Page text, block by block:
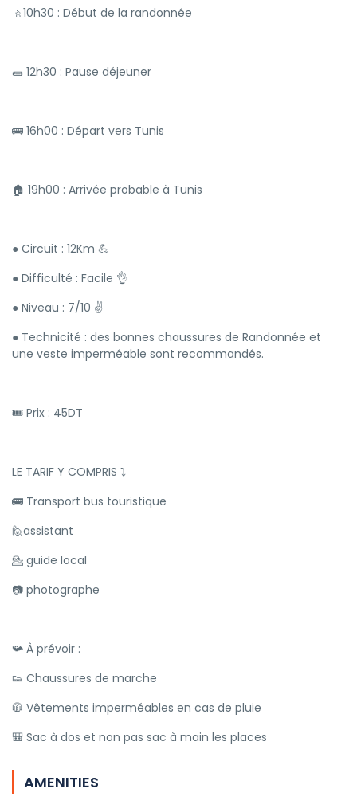
🚶10h30 : Début de la randonnée
🌯 12h30 : Pause déjeuner
🚌 16h00 : Départ vers Tunis
🏠 19h00 : Arrivée probable à Tunis
● Circuit : 12Km 💪
● Difficulté : Facile 👌
● Niveau : 7/10 ✌️
● Technicité : des bonnes chaussures de Randonnée et
une veste imperméable sont recommandés.
🎟 Prix : 45DT
LE TARIF Y COMPRIS ⤵️
🚌 Transport bus touristique
🙋assistant
💁 guide local
📷 photographe
📯 À prévoir :
👟 Chaussures de marche
🧥 Vêtements imperméables en cas de pluie
🎒 Sac à dos et non pas sac à main les places
AMENITIES